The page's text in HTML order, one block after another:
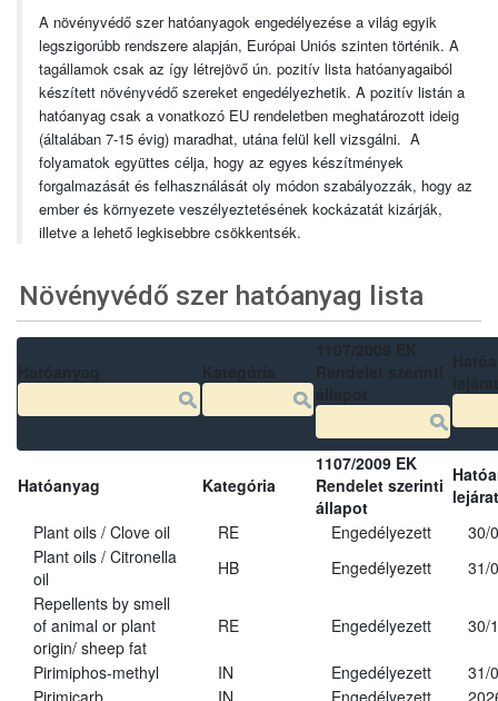
A növényvédő szer hatóanyagok engedélyezése a világ egyik
legszigorúbb rendszere alapján, Európai Uniós szinten történik. A
tagállamok csak az így létrejövő ún. pozitív lista hatóanyagaiból
készített növényvédő szereket engedélyezhetik. A pozitív listán a
hatóanyag csak a vonatkozó EU rendeletben meghatározott ideig
(általában 7-15 évig) maradhat, utána felül kell vizsgálni. A
folyamatok együttes célja, hogy az egyes készítmények
forgalmazását és felhasználását oly módon szabályozzák, hogy az
ember és környezete veszélyeztetésének kockázatát kizárják,
illetve a lehető legkisebbre csökkentsék.
Növényvédő szer hatóanyag lista
Hatóanyag Kategória
1107/2009 EK
Rendelet szerinti
állapot
Plant oils / Clove oil
RE Engedélyezett
30/
Plant oils / Citronella
oil
HB Engedélyezett
31/
Repellents by smell
of animal or plant
origin/ sheep fat
RE Engedélyezett 30/
Pirimiphos-methyl IN Engedélyezett
31/